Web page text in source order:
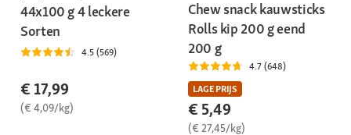
44x100 g 4 leckere
Sorten
4.5 (569)
€ 17,99
(€ 4,09/kg)
Chew snack kauwsticks
Rolls kip 200 g eend
200 g
4.7 (648)
LAGE PRIJS
€ 5,49
(€ 27,45/kg)